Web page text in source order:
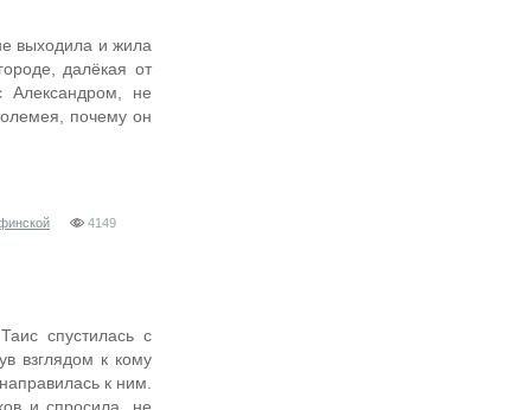
выходила и жила
далёкая от
Александром, не
почему он
4149
спустилась с
взглядом к кому
к ним.